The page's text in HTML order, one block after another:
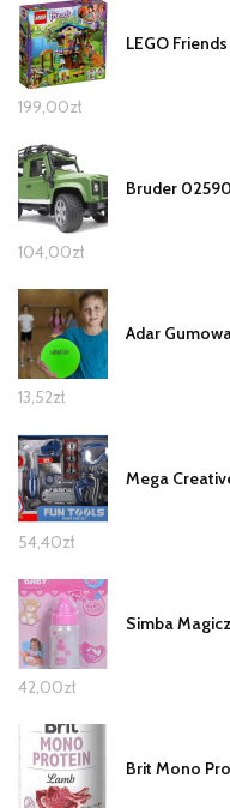
LEGO
199,00zł
Bruder
104,00zł
Adar
13,52zł
Mega
54,40zł
Simba
42,00zł
Brit Mono